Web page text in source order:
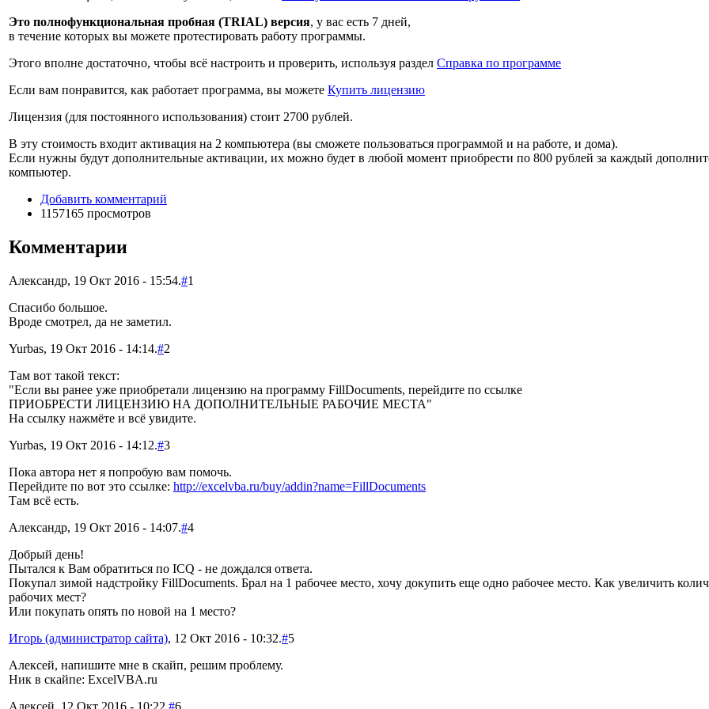
Это полнофункциональная пробная (TRIAL) версия, у вас есть 7 дней,
в течение которых вы можете протестировать работу программы.
Этого вполне достаточно, чтобы всё настроить и проверить, используя раздел Справка по программе
Если вам понравится, как работает программа, вы можете Купить лицензию
Лицензия (для постоянного использования) стоит 2700 рублей.
В эту стоимость входит активация на 2 компьютера (вы сможете пользоваться программой и на работе, и дома).
Если нужны будут дополнительные активации, их можно будет в любой момент приобрести по 800 рублей за каждый
компьютер.
Добавить комментарий
1157165 просмотров
Комментарии
Александр, 19 Окт 2016 - 15:54.#1
Спасибо большое.
Вроде смотрел, да не заметил.
Yurbas, 19 Окт 2016 - 14:14.#2
Там вот такой текст:
"Если вы ранее уже приобретали лицензию на программу FillDocuments, перейдите по ссылке
ПРИОБРЕСТИ ЛИЦЕНЗИЮ НА ДОПОЛНИТЕЛЬНЫЕ РАБОЧИЕ МЕСТА"
На ссылку нажмёте и всё увидите.
Yurbas, 19 Окт 2016 - 14:12.#3
Пока автора нет я попробую вам помочь.
Перейдите по вот это ссылке: http://excelvba.ru/buy/addin?name=FillDocuments
Там всё есть.
Александр, 19 Окт 2016 - 14:07.#4
Добрый день!
Пытался к Вам обратиться по ICQ - не дождался ответа.
Покупал зимой надстройку FillDocuments. Брал на 1 рабочее место, хочу докупить еще одно рабочее место. Как увеличить
рабочих мест?
Или покупать опять по новой на 1 место?
Игорь (администратор сайта), 12 Окт 2016 - 10:32.#5
Алексей, напишите мне в скайп, решим проблему.
Ник в скайпе: ExcelVBA.ru
Алексей, 12 Окт 2016 - 10:22. #6